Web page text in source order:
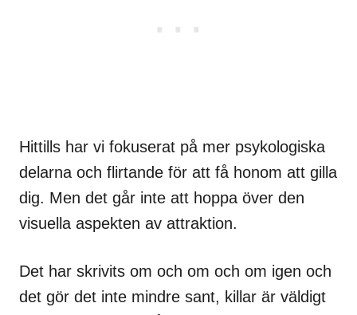
Hittills har vi fokuserat på mer psykologiska
delarna och flirtande för att få honom att gilla
dig. Men det går inte att hoppa över den
visuella aspekten av attraktion.
Det har skrivits om och om och om igen och
det gör det inte mindre sant, killar är väldigt